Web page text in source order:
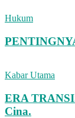
Hukum
Kabar Utama
ERA
Cina.